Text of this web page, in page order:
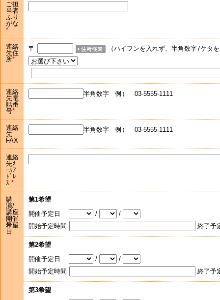
ご担
当者
ふり
がな
連絡
先住
所
〒 （ハイフンを入れず、半角数字7ケタ
連絡
先電
話番
号
半角数字 例） 03-5555-1111
連絡
先
FAX
半角数字 例） 03-5555-1111
連絡
先ﾒ
ｰﾙｱ
ﾄﾞﾚ
ｽ
講
演/
講座
開催
希望
日
第1希望
開催予定日
/
/
開始予定時間
終了予
第2希望
開催予定日
/
/
開始予定時間
終了予
第3希望